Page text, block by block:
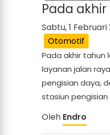
Pada
Sabtu, 1 Februari
Otomotif
Pada akhir tahun
layanan jalan
pengisian daya,
stasiun
Oleh Endro